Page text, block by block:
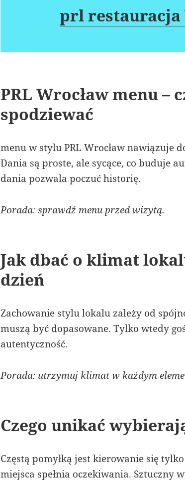
prl restauracja
PRL Wrocław menu –
spodziewać
menu w stylu PRL Wrocław nawiązuje
Dania są proste, ale sycące, co buduje
dania pozwala poczuć historię.
Porada: sprawdź menu przed wizytą.
Jak dbać o klimat
dzień
Zachowanie stylu lokalu zależy od
muszą być dopasowane. Tylko wtedy
autentyczność.
Porada: utrzymuj klimat w każdym
Czego unikać
Częstą pomyłką jest kierowanie się
miejsca spełnia oczekiwania. Sztuczny